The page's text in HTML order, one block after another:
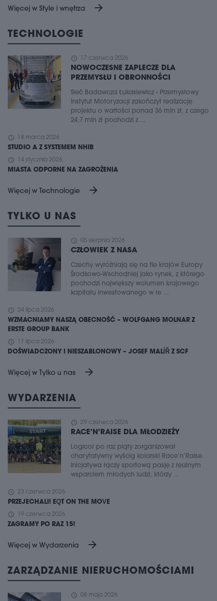
Więcej w Style i wnętrza arrow_forward
TECHNOLOGIE
schedule 17 czerwca 2026
NOWOCZESNE ZAPLECZE DLA
PRZEMYSŁU I OBRONNOŚCI
Sieć Badawcza Łukasiewicz - Przemysłowy
Instytut Motoryzacji zakończył realizację
projektu o wartości ponad 36 mln zł, z czego
24,7 mln zł pochodzi z ...
schedule 18 marca 2026
STUDIO A Z SYSTEMEM NHIB
schedule 14 stycznia 2026
MIASTA ODPORNE NA ZAGROŻENIA
Więcej w Technologie arrow_forward
TYLKO U NAS
schedule 05 sierpnia 2026
CZŁOWIEK Z NASA
Czechy wyróżniają się na tle krajów Europy
Środkowo-Wschodniej jako rynek, z którego
pochodzi największy wolumen krajowego
kapitału inwestowanego w re ...
schedule 24 lipca 2026
WZMACNIAMY NASZĄ OBECNOŚĆ – WOLFGANG MOLNAR Z
ERSTE GROUP BANK
schedule 17 lipca 2026
DOŚWIADCZONY I NIESZABLONOWY – JOSEF MALÍŘ Z SCF
Więcej w Tylko u nas arrow_forward
WYDARZENIA
schedule 29 czerwca 2026
RACE’N’RAISE DLA MŁODZIEŻY
Logicor po raz piąty zorganizował
charytatywny wyścig kolarski Race’n’Raise.
Inicjatywa łączy sportową pasję z realnym
wsparciem młodych ludzi, którzy ...
schedule 23 czerwca 2026
PRZEJECHALI! EQT ON THE MOVE
schedule 19 czerwca 2026
ZAGRAMY PO RAZ 15!
Więcej w Wydarzenia arrow_forward
ZARZĄDZANIE NIERUCHOMOŚCIAMI
schedule 08 maja 2026